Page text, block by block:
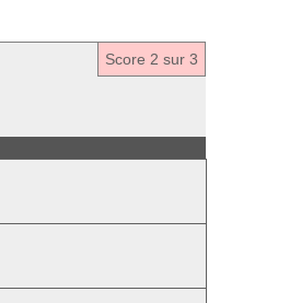
Score 2 sur 3